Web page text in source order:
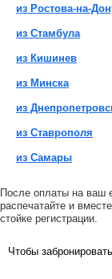
из Ростова-на-
из Стамбула
из Кишинев
из Минска
из
из Ставрополя
из Самары
После оплаты на ваш
распечатайте и
стойке регистрации.
Чтобы